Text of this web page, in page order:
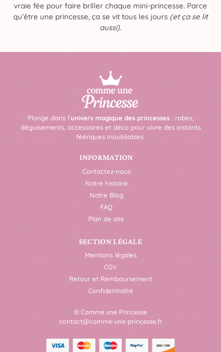
vraie fée pour faire briller chaque mini-princesse. Parce
qu’être une princesse, ça se vit tous les jours (et ça se lit
aussi).
Plonge dans l’univers magique des princesses: robes,
déguisements, accessoires et déco pour vivre des instants
féériques inoubliables.
INFORMATION
Contactez-nous
Notre histoire
Notre Blog
FAQ
Plan de site
SECTION LÉGALE
Mentions légales
CGV
Retour et Remboursement
Confidentialité
© Comme une Princesse
contact@comme-une-princesse.fr